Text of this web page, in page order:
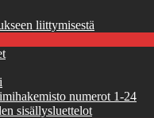
liittymisestä
numerot 1-24
sisällysluettelot